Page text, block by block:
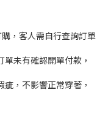
，客人需自行查詢訂單
未有確認開單付款，
，不影響正常穿著，